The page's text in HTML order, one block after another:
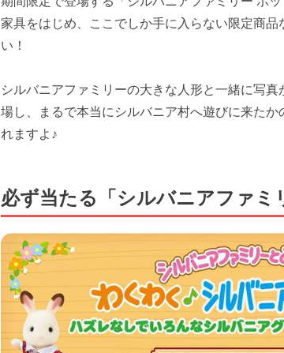
家具をはじめ、ここでしか手に入らない限定商
い！
シルバニアファミリーの大きな人形と一緒に写
場し、まるで本当にシルバニア村へ遊びに来た
れますよ♪
必ず当たる「シルバニアファミ